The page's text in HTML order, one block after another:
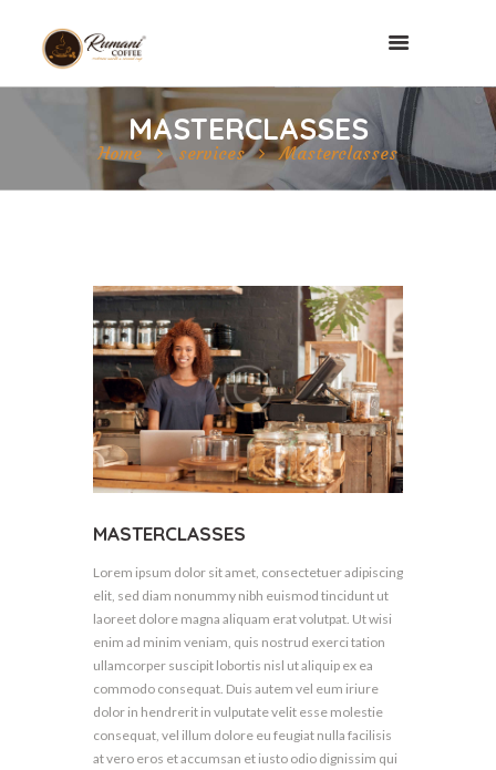
MASTERCLASSES
Home services Masterclasses
MASTERCLASSES
Lorem ipsum dolor sit amet, consectetuer adipiscing
elit, sed diam nonummy nibh euismod tincidunt ut
laoreet dolore magna aliquam erat volutpat. Ut wisi
enim ad minim veniam, quis nostrud exerci tation
ullamcorper suscipit lobortis nisl ut aliquip ex ea
commodo consequat. Duis autem vel eum iriure
dolor in hendrerit in vulputate velit esse molestie
consequat, vel illum dolore eu feugiat nulla facilisis
at vero eros et accumsan et iusto odio dignissim qui